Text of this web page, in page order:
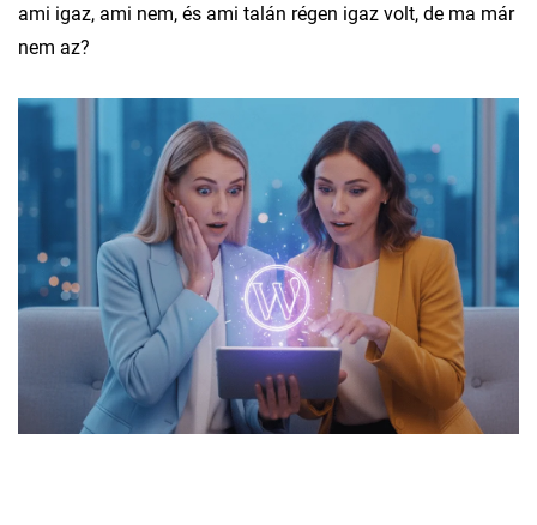
ami igaz, ami nem, és ami talán régen igaz volt, de ma már
nem az?